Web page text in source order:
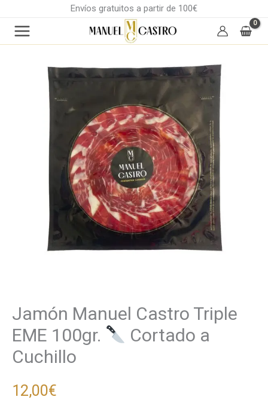
contenido
Envíos gratuitos a partir de 100€
Jamón Manuel Castro Triple
EME 100gr.
Cortado a
Cuchillo
12,00€